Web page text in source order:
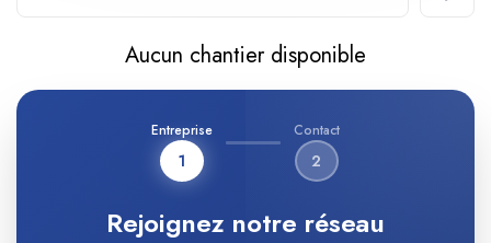
Aucun chantier disponible
Entreprise
1
Contact
2
Rejoignez notre réseau